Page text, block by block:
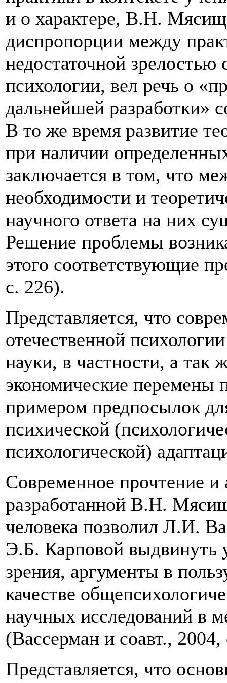
и о характере, В.Н.
диспропорции между
недостаточной зрелостью
психологии, вел речь о
дальнейшей разработки»
В то же время развитие
при наличии
заключается в том, что
необходимости и
научного ответа на них
Решение проблемы
этого соответствующие
с. 226).
Представляется, что
отечественной
науки, в частности, а так
экономические перемены
примером предпосылок
психической
психологической)
Современное прочтение
разработанной В.Н.
человека позволил Л.И.
Э.Б. Карповой выдвинуть
зрения, аргументы в
качестве
научных исследований в
(Вассерман и соавт.,
Представляется, что